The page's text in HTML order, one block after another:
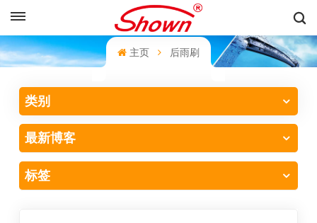
主页 后雨刷
类别
最新博客
标签